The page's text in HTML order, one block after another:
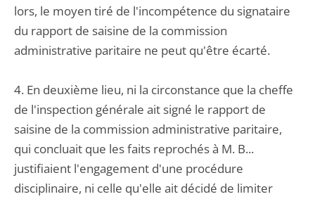
lors, le moyen tiré de l'incompétence du signataire
du rapport de saisine de la commission
administrative paritaire ne peut qu'être écarté.
4. En deuxième lieu, ni la circonstance que la cheffe
de l'inspection générale ait signé le rapport de
saisine de la commission administrative paritaire,
qui concluait que les faits reprochés à M. B...
justifiaient l'engagement d'une procédure
disciplinaire, ni celle qu'elle ait décidé de limiter